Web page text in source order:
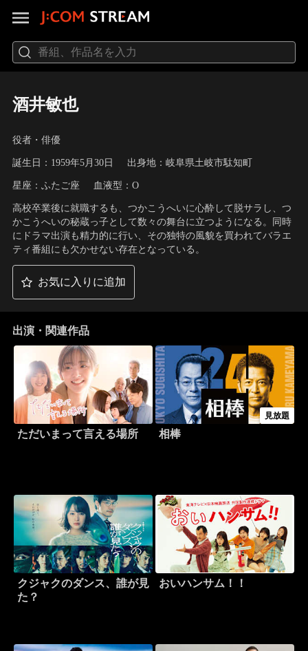
酒井敏也
役者・俳優
誕生日：1959年5月30日 出身地：岐阜県土岐市駄知町
星座：ふたご座 血液型：O
高校卒業後に就職するも、つかこうへいに心酔して脱サラし、つ
かこうへいの秘蔵っ子として数々の舞台に立つようになる。同時
にドラマ出演も精力的に行い、その独特の風貌を買われてバラエ
ティ番組にも欠かせない存在となっている。
お気に入りに追加
出演・関連作品
ただいまって言える場所
見放題
相棒
クジャクのダンス、誰が見
た？
おいハンサム！！